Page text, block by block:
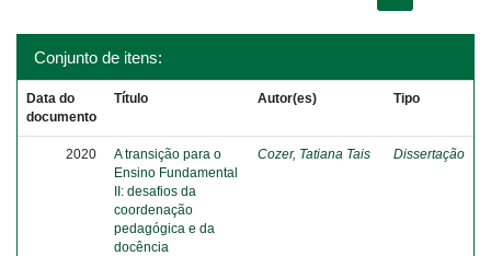
Conjunto de itens:
Data do
documento
Título Autor(es) Tipo
2020
A transição para o
Ensino Fundamental
II: desafios da
coordenação
pedagógica e da
docência
Cozer, Tatiana Tais Dissertação